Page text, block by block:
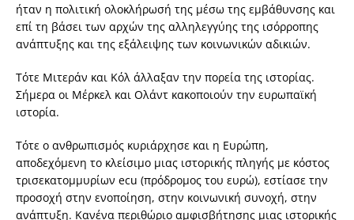
ήταν η πολιτική ολοκλήρωσή της μέσω της εμβάθυνσης και
επί τη βάσει των αρχών της αλληλεγγύης της ισόρροπης
ανάπτυξης και της εξάλειψης των κοινωνικών αδικιών.
Τότε Μιτεράν και Κόλ άλλαξαν την πορεία της ιστορίας.
Σήμερα οι Μέρκελ και Ολάντ κακοποιούν την ευρωπαϊκή
ιστορία.
Τότε ο ανθρωπισμός κυριάρχησε και η Ευρώπη,
αποδεχόμενη το κλείσιμο μιας ιστορικής πληγής με κόστος
τρισεκατομμυρίων ecu (πρόδρομος του ευρώ), εστίασε την
προσοχή στην ενοποίηση, στην κοινωνική συνοχή, στην
ανάπτυξη. Κανένα περιθώριο αμφισβήτησης μιας ιστορικής